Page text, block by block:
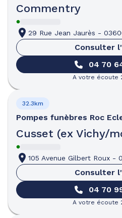
Commentry
29 Rue Jean Jaurès -
Consulter
04 70
A votre écoute
Pompes funèbres Roc
Cusset (ex Vichy/
32.3km
105 Avenue Gilbert Roux -
Consulter
04 70
A votre écoute